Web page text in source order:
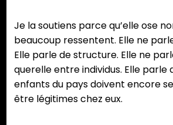
Je la soutiens parce qu’elle ose
beaucoup ressentent. Elle ne
Elle parle de structure. Elle ne
querelle entre individus. Elle parle
enfants du pays doivent encore
être légitimes chez eux.